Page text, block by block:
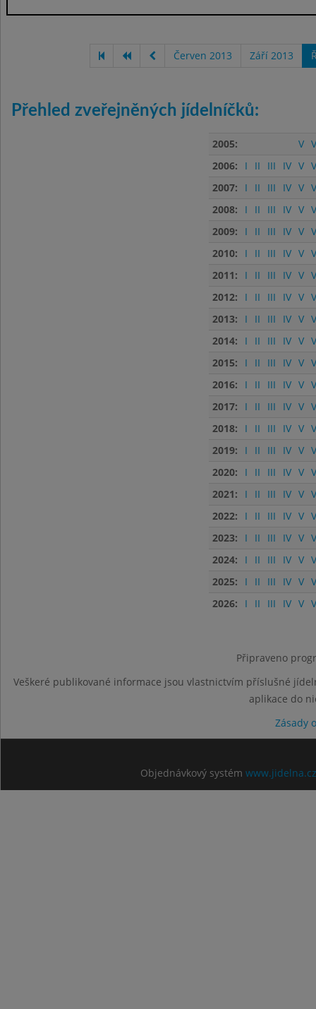
Červen 2013 Září 2013
Přehled zveřejněných jídelníčků:
2005: V
2006:
I II III IV V
2007:
I II III IV V
2008:
I II III IV V
2009:
I II III IV V
2010:
I II III IV V
2011:
I II III IV V
2012:
I II III IV V
2013:
I II III IV V
2014:
I II III IV V
2015:
I II III IV V
2016:
I II III IV V
2017:
I II III IV V
2018:
I II III IV V
2019:
I II III IV V
2020:
I II III IV V
2021:
I II III IV V
2022:
I II III IV V
2023:
I II III IV V
2024:
I II III IV V
2025:
I II III IV V
2026:
I II III IV V
Připraveno
Veškeré publikované informace jsou vlastnictvím příslušné
aplikace do
Zásady
Objednávkový systém www.jidelna.cz